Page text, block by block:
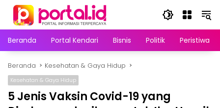
Langsung
konten
Beranda
Portal Kendari Bisnis Politik Peristiwa
Beranda Kesehatan & Gaya Hidup
Kesehatan & Gaya Hidup
5 Jenis Vaksin Covid-19 yang